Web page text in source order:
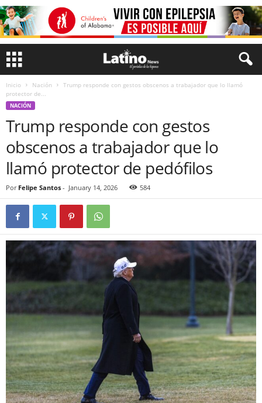
Inicio Nación
Trump responde con gestos obscenos a trabajador que lo llamó
protector de...
NACIÓN
Trump responde con gestos
obscenos a trabajador que lo
llamó protector de pedófilos
Por Felipe Santos - January 14, 2026 584